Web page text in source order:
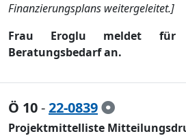
Finanzierungsplans weitergeleitet.]
Frau Eroglu meldet für
Beratungsbedarf an.
Ö 10-22-0839
Projektmittelliste